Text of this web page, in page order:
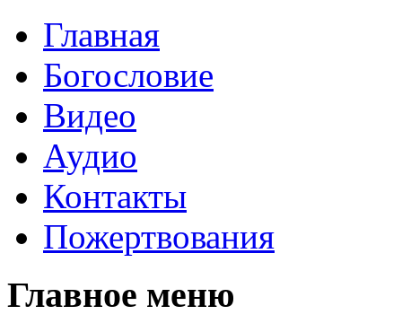
Главная
Богословие
Видео
Аудио
Контакты
Пожертвования
Главное меню